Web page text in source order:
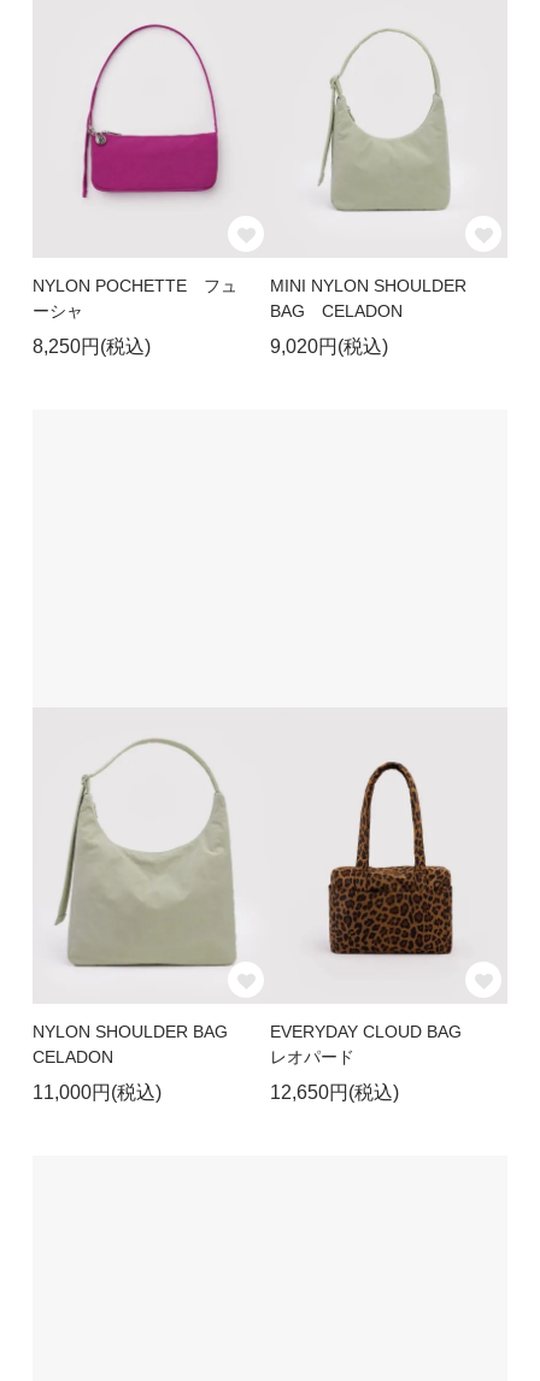
NYLON POCHETTE フュ
ーシャ
8,250円(税込)
MINI NYLON SHOULDER
BAG CELADON
9,020円(税込)
NYLON SHOULDER BAG
CELADON
11,000円(税込)
EVERYDAY CLOUD BAG
レオパード
12,650円(税込)